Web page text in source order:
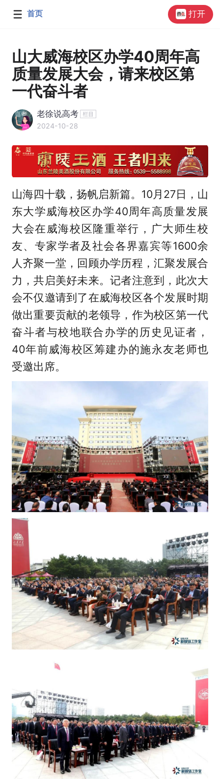
首页 打开
山大威海校区办学40周年高
质量发展大会，请来校区第
一代奋斗者
老徐说高考
2024-10-28
山海四十载，扬帆启新篇。10月27日，山
东大学威海校区办学40周年高质量发展
大会在威海校区隆重举行，广大师生校
友、专家学者及社会各界嘉宾等1600余
人齐聚一堂，回顾办学历程，汇聚发展合
力，共启美好未来。记者注意到，此次大
会不仅邀请到了在威海校区各个发展时期
做出重要贡献的老领导，作为校区第一代
奋斗者与校地联合办学的历史见证者，
40年前威海校区筹建办的施永友老师也
受邀出席。